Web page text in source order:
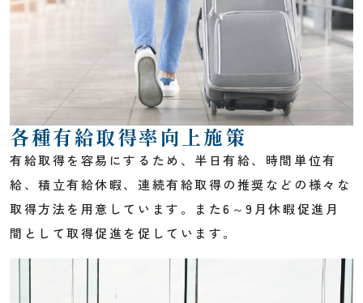
各種有給取得率向上施策
有給取得を容易にするため、半日有給、時間単位有
給、積立有給休暇、連続有給取得の推奨などの様々な
取得方法を用意しています。また6～9月休暇促進月
間として取得促進を促しています。